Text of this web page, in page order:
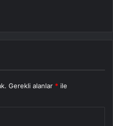
Gerekli alanlar * ile